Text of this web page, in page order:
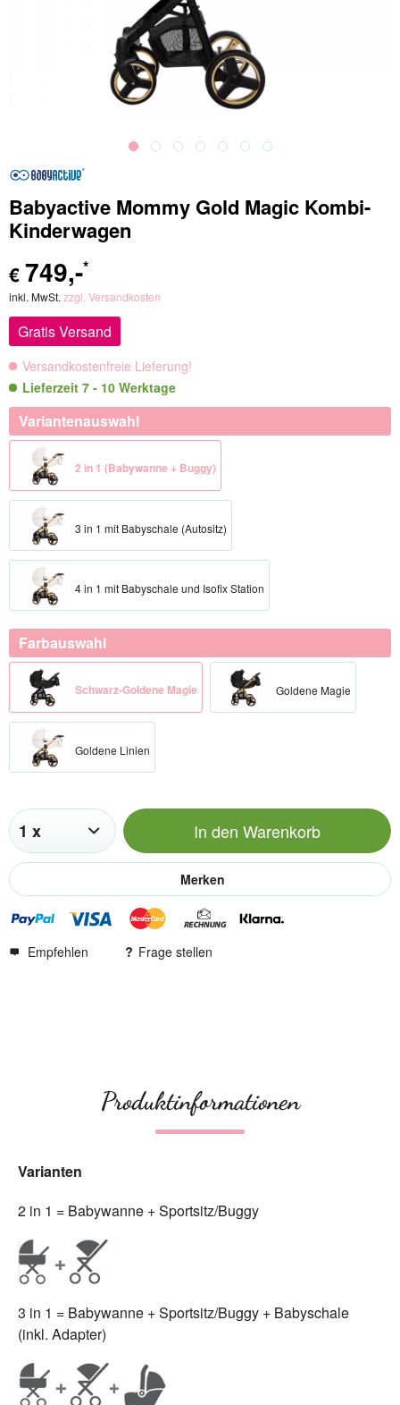
Babyactive Mommy Gold Magic Kombi-
Kinderwagen
€ 749,-*
inkl. MwSt. zzgl. Versandkosten
Gratis Versand
Versandkostenfreie Lieferung!
Lieferzeit 7 - 10 Werktage
Variantenauswahl
2 in 1 (Babywanne + Buggy)
3 in 1 mit Babyschale (Autositz)
4 in 1 mit Babyschale und Isofix Station
Farbauswahl
Schwarz-Goldene Magie Goldene Magie
Goldene Linien
In den Warenkorb
Merken
Empfehlen Frage stellen
Produktinformationen
Varianten
2 in 1 = Babywanne + Sportsitz/Buggy
3 in 1 = Babywanne + Sportsitz/Buggy + Babyschale
(inkl. Adapter)